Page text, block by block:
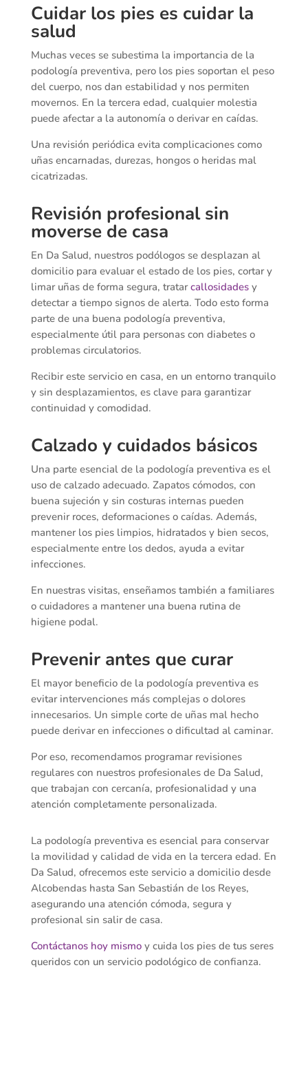
Cuidar los pies es cuidar la
salud
Muchas veces se subestima la importancia de la
podología preventiva, pero los pies soportan el peso
del cuerpo, nos dan estabilidad y nos permiten
movernos. En la tercera edad, cualquier molestia
puede afectar a la autonomía o derivar en caídas.
Una revisión periódica evita complicaciones como
uñas encarnadas, durezas, hongos o heridas mal
cicatrizadas.
Revisión profesional sin
moverse de casa
En Da Salud, nuestros podólogos se desplazan al
domicilio para evaluar el estado de los pies, cortar y
limar uñas de forma segura, tratarcallosidadesy
detectar a tiempo signos de alerta. Todo esto forma
parte de una buena podología preventiva,
especialmente útil para personas con diabetes o
problemas circulatorios.
Recibir este servicio en casa, en un entorno tranquilo
y sin desplazamientos, es clave para garantizar
continuidad y comodidad.
Calzado y cuidados básicos
Una parte esencial de la podología preventiva es el
uso de calzado adecuado. Zapatos cómodos, con
buena sujeción y sin costuras internas pueden
prevenir roces, deformaciones o caídas. Además,
mantener los pies limpios, hidratados y bien secos,
especialmente entre los dedos, ayuda a evitar
infecciones.
En nuestras visitas, enseñamos también a familiares
o cuidadores a mantener una buena rutina de
higiene podal.
Prevenir antes que curar
El mayor beneficio de la podología preventiva es
evitar intervenciones más complejas o dolores
innecesarios. Un simple corte de uñas mal hecho
puede derivar en infecciones o dificultad al caminar.
Por eso, recomendamos programar revisiones
regulares con nuestros profesionales de Da Salud,
que trabajan con cercanía, profesionalidad y una
atención completamente personalizada.
La podología preventiva es esencial para conservar
la movilidad y calidad de vida en la tercera edad. En
Da Salud, ofrecemos este servicio a domicilio desde
Alcobendas hasta San Sebastián de los Reyes,
asegurando una atención cómoda, segura y
profesional sin salir de casa.
Contáctanos hoy mismoy cuida los pies de tus seres
queridos con un servicio podológico de confianza.